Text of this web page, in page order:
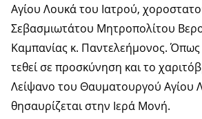
Αγίου Λουκά του Ιατρού,
Σεβασμιωτάτου Μητροπολίτου
Καμπανίας κ. Παντελεήμονος. Όπως
τεθεί σε προσκύνηση και το
Λείψανο του Θαυματουργού Αγίου
θησαυρίζεται στην Ιερά Μονή.